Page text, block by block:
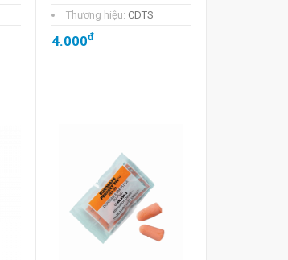
Thương hiệu: CDTS
4.000đ